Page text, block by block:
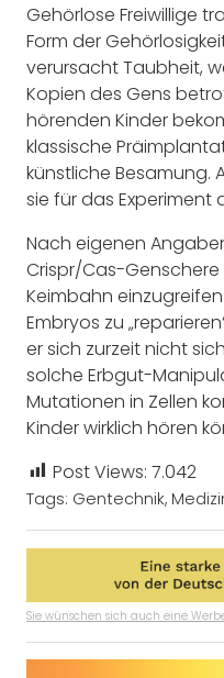
Gehörlose Freiwillige
Form der
verursacht Taubheit,
Kopien des Gens
hörenden Kinder
klassische
künstliche Besamung.
sie für das Experiment
Nach eigenen
Crispr/Cas-
Keimbahn
Embryos zu
er sich zurzeit nicht
solche Erbgut-
Mutationen in Zellen
Kinder wirklich hören
Post Views: 7.042
Tags: Gentechnik,
Sie wünschen sich auch eine